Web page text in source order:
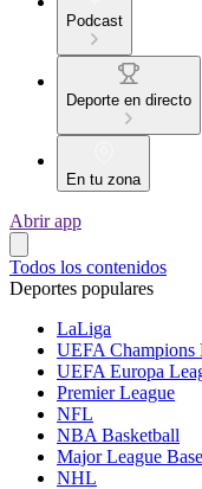
Podcast
Deporte en directo
En tu zona
Abrir app
Todos los contenidos
Deportes populares
LaLiga
UEFA Champions
UEFA Europa
Premier League
NFL
NBA Basketball
Major League
NHL